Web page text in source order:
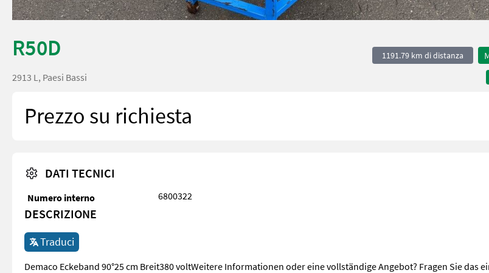
R50D 1191.79 km di distanza
2913 L, Paesi Bassi
Prezzo su richiesta
DATI TECNICI
Numero interno 6800322
DESCRIZIONE
Traduci
Demaco Eckeband 90°25 cm Breit380 voltWeitere Informationen oder eine vollständige Angebot? Fragen Sie das